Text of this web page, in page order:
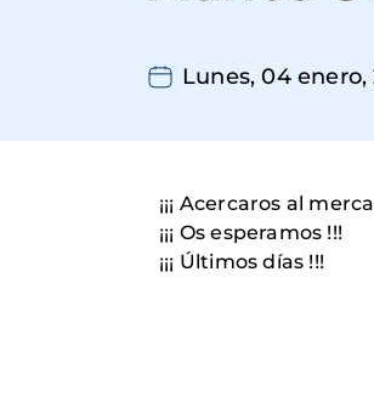
Lunes, 04 enero,
¡¡¡ Acercaros al
¡¡¡ Os esperamos !!!
¡¡¡ Últimos días !!!